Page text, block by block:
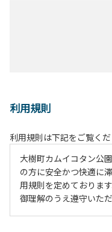
利用規則
利用規則は下記をご覧くだ
大樹町カムイコタン公
の方に安全かつ快適に
用規則を定めております
御理解のうえ遵守いた